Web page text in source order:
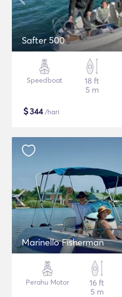
Safter 500
Speedboat
18 ft
5 m
$344/hari
Marinello Fisherman
Perahu Motor
16 ft
5 m